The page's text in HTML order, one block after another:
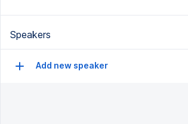
Speakers
Add new speaker